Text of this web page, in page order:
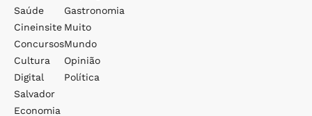
Saúde
Cineinsite
Concursos
Cultura
Digital
Salvador
Economia
Gastronomia
Muito
Mundo
Opinião
Política